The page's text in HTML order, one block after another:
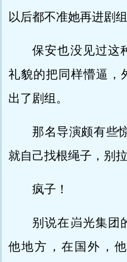
以后都不准她再进剧
保安也没见过这
礼貌的把同样懵逼，
出了剧组。
那名导演颇有些
就自己找根绳子，别
疯子！
别说在岿光集团
他地方，在国外，